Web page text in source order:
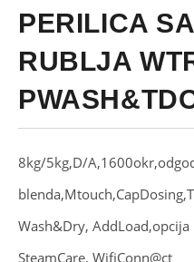
PERILICA
RUBLJA
8kg/5kg,D/
Wash&Dry,
SteamCare, WifiConn@ct